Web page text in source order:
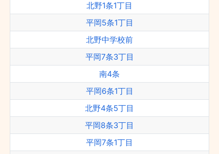
北野1条1丁目
平岡5条1丁目
北野中学校前
平岡7条3丁目
南4条
平岡6条1丁目
北野4条5丁目
平岡8条3丁目
平岡7条1丁目